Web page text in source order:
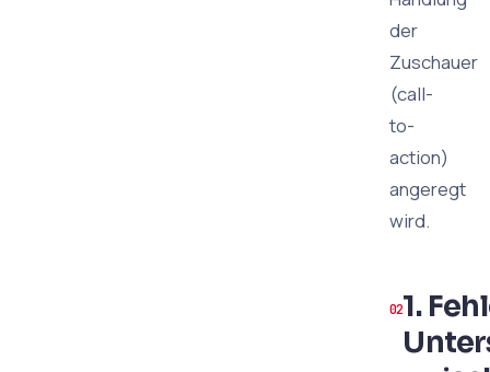
der
Zuschauer
(call-
to-
action)
angeregt
wird.
1.